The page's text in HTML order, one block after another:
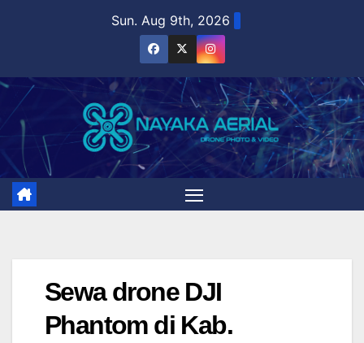
Sun. Aug 9th, 2026
Sewa drone DJI
Phantom di Kab.